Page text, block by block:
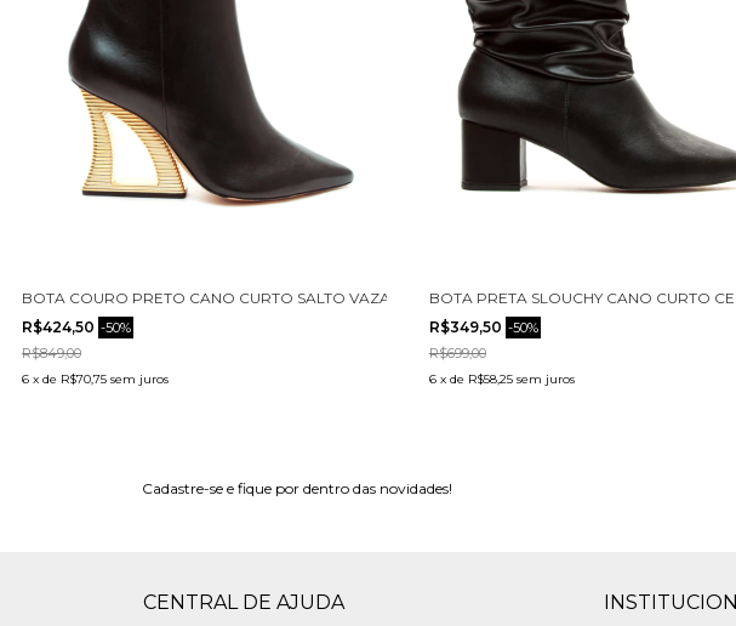
1
BOTA COURO PRETO CANO CURTO SALTO VAZADO CECCONELLO 2443001-3
R$424,50 -50%
R$849,00
6 x de R$70,75 sem juros
BOTA PRETA SLOUCHY CANO CURTO
R$349,50 -50%
R$699,00
6 x de R$58,25 sem juros
Cadastre-se e fique por dentro das novidades!
CENTRAL DE AJUDA